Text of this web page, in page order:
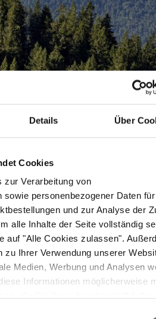
Details Über
Cookies
zur Verarbeitung von
sowie personenbezogener Daten
und zur Analyse der
alle Inhalte der Seite vollständig
auf "Alle Cookies zulassen".
zu Ihrer Verwendung unserer
Medien, Werbung und Analysen
Informationen möglicherweise
St. Nikolaus